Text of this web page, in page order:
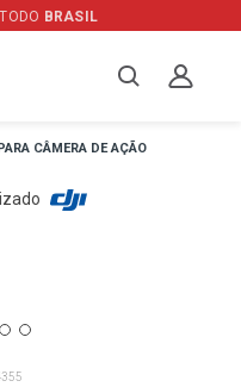
12XE PREÇO ESPECIAL
CÂMERA DE AÇÃO